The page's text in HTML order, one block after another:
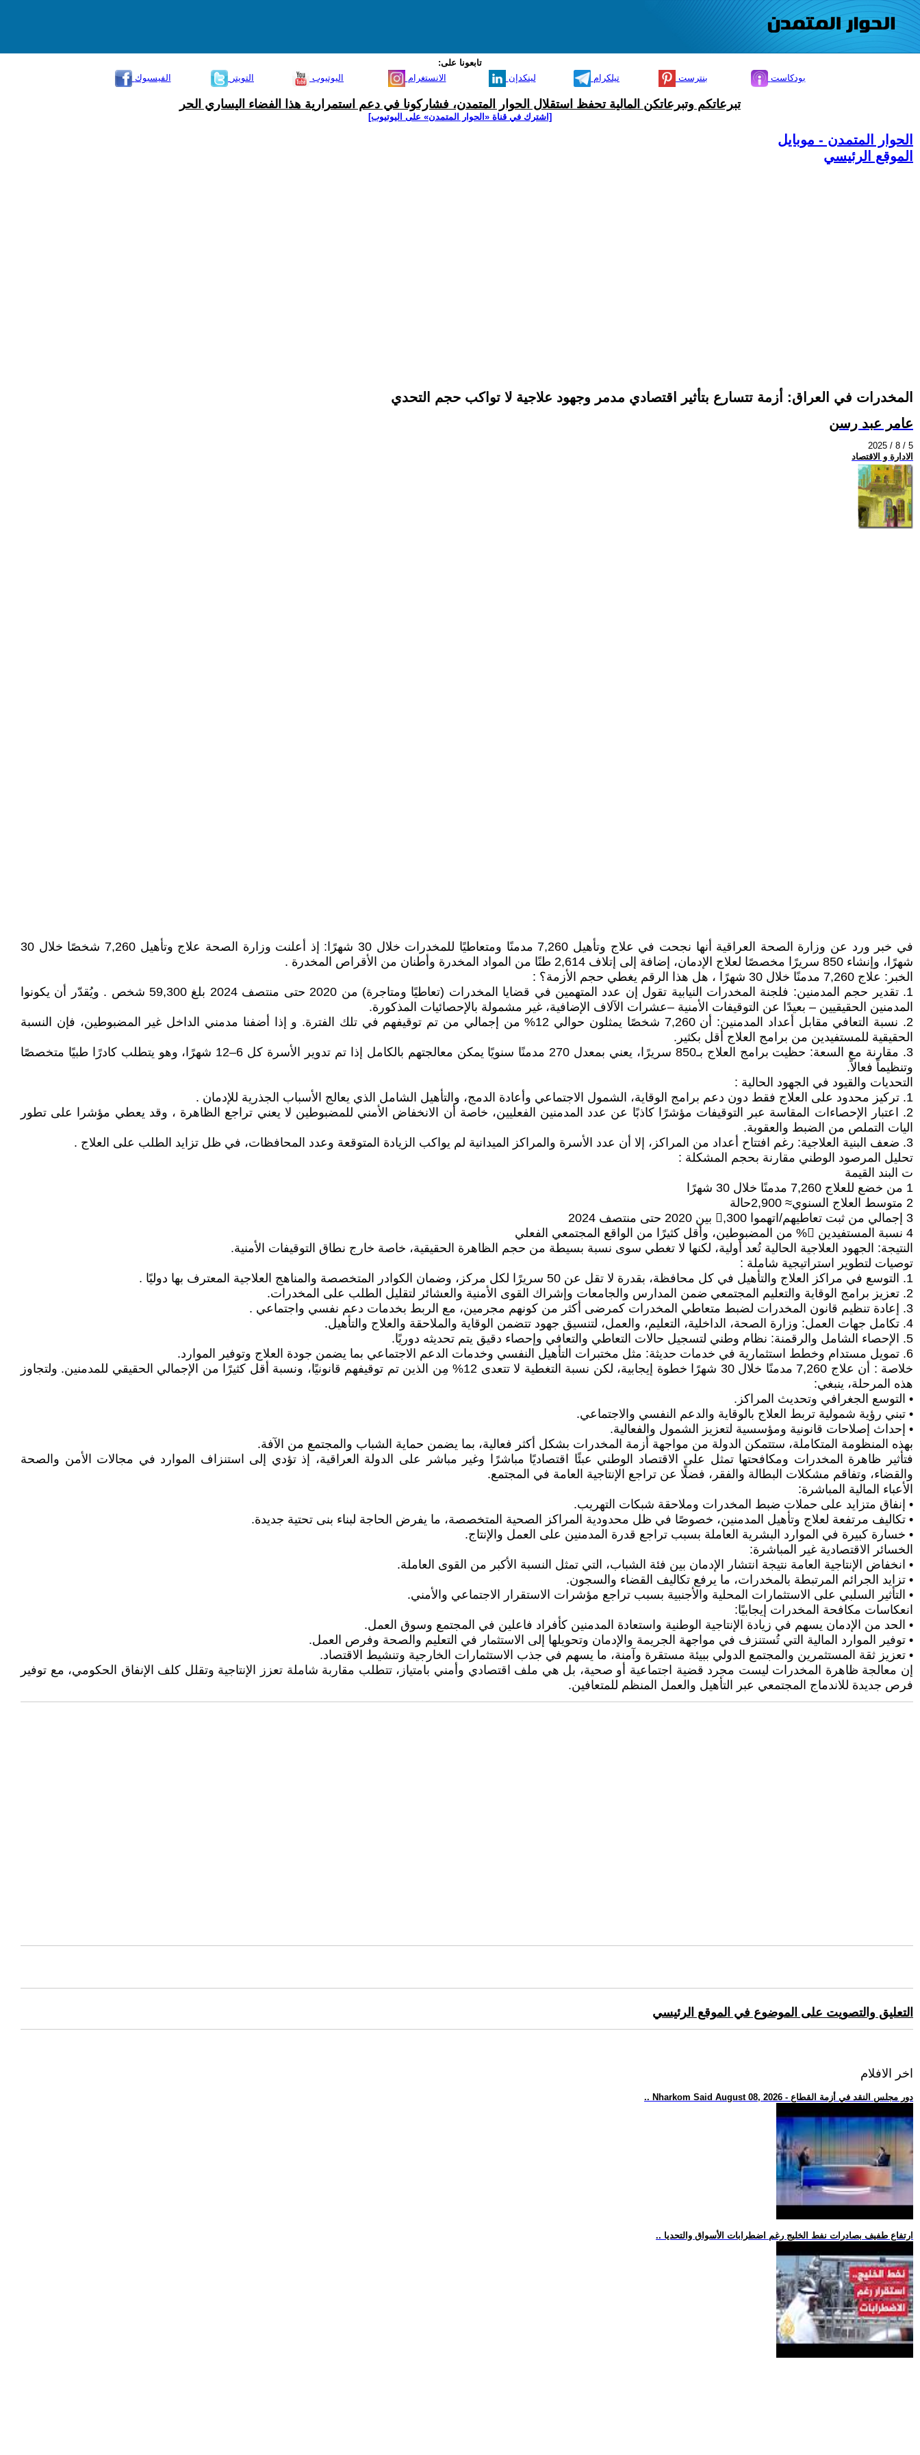
تابعونا على:
الفيسبوك
التويتر اليوتيوب الانستغرام لينكدإن تيلكرام بنترست بودكاست
تبرعاتكم وتبرعاتكن المالية تحفظ استقلال الحوار المتمدن، فشاركونا في دعم استمرارية هذا الفضاء اليساري الحر
[اشترك في قناة ‫«الحوار المتمدن» على اليوتيوب]
الحوار المتمدن - موبايل
الموقع الرئيسي
المخدرات في العراق: أزمة تتسارع بتأثير اقتصادي مدمر وجهود علاجية لا تواكب حجم التحدي
عامر عبد رسن
2025 / 8 / 5
الادارة و الاقتصاد
في خبر ورد عن وزارة الصحة العراقية أنها نجحت في علاج وتأهيل 7,260 مدمنًا ومتعاطيًا للمخدرات خلال 30 شهرًا: إذ أعلنت وزارة الصحة علاج وتأهيل 7,260 شخصًا خلال 30
شهرًا، وإنشاء 850 سريرًا مخصصًا لعلاج الإدمان، إضافة إلى إتلاف 2,614 طنًا من المواد المخدرة وأطنان من الأقراص المخدرة .
الخبر: علاج 7,260 مدمنًا خلال 30 شهرًا ، هل هذا الرقم يغطي حجم الأزمة؟ :
1. تقدير حجم المدمنين: فلجنة المخدرات النيابية تقول إن عدد المتهمين في قضايا المخدرات (تعاطيًا ومتاجرة) من 2020 حتى منتصف 2024 بلغ 59,300 شخص . ويُقدّر أن يكونوا
المدمنين الحقيقيين – بعيدًا عن التوقيفات الأمنية –عشرات الآلاف الإضافية، غير مشمولة بالإحصائيات المذكورة.
2. نسبة التعافي مقابل أعداد المدمنين: أن 7,260 شخصًا يمثلون حوالي 12% من إجمالي من تم توقيفهم في تلك الفترة. و إذا أضفنا مدمني الداخل غير المضبوطين، فإن النسبة
الحقيقية للمستفيدين من برامج العلاج أقل بكثير.
3. مقارنة مع السعة: حظيت برامج العلاج بـ850 سريرًا، يعني بمعدل 270 مدمنًا سنويًا يمكن معالجتهم بالكامل إذا تم تدوير الأسرة كل 6–12 شهرًا، وهو يتطلب كادرًا طبيًا متخصصًا
وتنظيماً فعالاً.
التحديات والقيود في الجهود الحالية :
1. تركيز محدود على العلاج فقط دون دعم برامج الوقاية، الشمول الاجتماعي وأعادة الدمج، والتأهيل الشامل الذي يعالج الأسباب الجذرية للإدمان .
2. اعتبار الإحصاءات المقاسة عبر التوقيفات مؤشرًا كاذبًا عن عدد المدمنين الفعليين، خاصة أن الانخفاض الأمني للمضبوطين لا يعني تراجع الظاهرة ، وقد يعطي مؤشرا على تطور
اليات التملص من الضبط والعقوبة.
3. ضعف البنية العلاجية: رغم افتتاح أعداد من المراكز، إلا أن عدد الأسرة والمراكز الميدانية لم يواكب الزيادة المتوقعة وعدد المحافظات، في ظل تزايد الطلب على العلاج .
تحليل المرصود الوطني مقارنة بحجم المشكلة :
ت البند القيمة
1 من خضع للعلاج 7,260 مدمنًا خلال 30 شهرًا
2 متوسط العلاج السنوي≈ 2,900حالة
3 إجمالي من ثبت تعاطيهم/اتهموا 󖾯,300 بين 2020 حتى منتصف 2024
4 نسبة المستفيدين 󖐬% من المضبوطين، وأقل كثيرًا من الواقع المجتمعي الفعلي
النتيجة: الجهود العلاجية الحالية تُعد أولية، لكنها لا تغطي سوى نسبة بسيطة من حجم الظاهرة الحقيقية، خاصة خارج نطاق التوقيفات الأمنية.
توصيات لتطوير استراتيجية شاملة :
1. التوسع في مراكز العلاج والتأهيل في كل محافظة، بقدرة لا تقل عن 50 سريرًا لكل مركز، وضمان الكوادر المتخصصة والمناهج العلاجية المعترف بها دوليًا .
2. تعزيز برامج الوقاية والتعليم المجتمعي ضمن المدارس والجامعات وإشراك القوى الأمنية والعشائر لتقليل الطلب على المخدرات.
3. إعادة تنظيم قانون المخدرات لضبط متعاطي المخدرات كمرضى أكثر من كونهم مجرمين، مع الربط بخدمات دعم نفسي واجتماعي .
4. تكامل جهات العمل: وزارة الصحة، الداخلية، التعليم، والعمل، لتنسيق جهود تتضمن الوقاية والملاحقة والعلاج والتأهيل.
5. الإحصاء الشامل والرقمنة: نظام وطني لتسجيل حالات التعاطي والتعافي وإحصاء دقيق يتم تحديثه دوريًا.
6. تمويل مستدام وخطط استثمارية في خدمات حديثة: مثل مختبرات التأهيل النفسي وخدمات الدعم الاجتماعي بما يضمن جودة العلاج وتوفير الموارد.
خلاصة : أن علاج 7,260 مدمنًا خلال 30 شهرًا خطوة إيجابية، لكن نسبة التغطية لا تتعدى 12% مِن الذين تم توقيفهم قانونيًا، ونسبة أقل كثيرًا من الإجمالي الحقيقي للمدمنين. ولتجاوز
هذه المرحلة، ينبغي:
• التوسع الجغرافي وتحديث المراكز.
• تبني رؤية شمولية تربط العلاج بالوقاية والدعم النفسي والاجتماعي.
• إحداث إصلاحات قانونية ومؤسسية لتعزيز الشمول والفعالية.
بهذه المنظومة المتكاملة، ستتمكن الدولة من مواجهة أزمة المخدرات بشكل أكثر فعالية، بما يضمن حماية الشباب والمجتمع من الآفة.
فتأثير ظاهرة المخدرات ومكافحتها تمثل على الاقتصاد الوطني عبئًا اقتصاديًا مباشرًا وغير مباشر على الدولة العراقية، إذ تؤدي إلى استنزاف الموارد في مجالات الأمن والصحة
والقضاء، وتفاقم مشكلات البطالة والفقر، فضلًا عن تراجع الإنتاجية العامة في المجتمع.
الأعباء المالية المباشرة:
• إنفاق متزايد على حملات ضبط المخدرات وملاحقة شبكات التهريب.
• تكاليف مرتفعة لعلاج وتأهيل المدمنين، خصوصًا في ظل محدودية المراكز الصحية المتخصصة، ما يفرض الحاجة لبناء بنى تحتية جديدة.
• خسارة كبيرة في الموارد البشرية العاملة بسبب تراجع قدرة المدمنين على العمل والإنتاج.
الخسائر الاقتصادية غير المباشرة:
• انخفاض الإنتاجية العامة نتيجة انتشار الإدمان بين فئة الشباب، التي تمثل النسبة الأكبر من القوى العاملة.
• تزايد الجرائم المرتبطة بالمخدرات، ما يرفع تكاليف القضاء والسجون.
• التأثير السلبي على الاستثمارات المحلية والأجنبية بسبب تراجع مؤشرات الاستقرار الاجتماعي والأمني.
انعكاسات مكافحة المخدرات إيجابيًا:
• الحد من الإدمان يسهم في زيادة الإنتاجية الوطنية واستعادة المدمنين كأفراد فاعلين في المجتمع وسوق العمل.
• توفير الموارد المالية التي تُستنزف في مواجهة الجريمة والإدمان وتحويلها إلى الاستثمار في التعليم والصحة وفرص العمل.
• تعزيز ثقة المستثمرين والمجتمع الدولي ببيئة مستقرة وآمنة، ما يسهم في جذب الاستثمارات الخارجية وتنشيط الاقتصاد.
إن معالجة ظاهرة المخدرات ليست مجرد قضية اجتماعية أو صحية، بل هي ملف اقتصادي وأمني بامتياز، تتطلب مقاربة شاملة تعزز الإنتاجية وتقلل كلف الإنفاق الحكومي، مع توفير
فرص جديدة للاندماج المجتمعي عبر التأهيل والعمل المنظم للمتعافين.
التعليق والتصويت على الموضوع في الموقع الرئيسي
اخر الافلام
.. Nharkom Said August 08, 2026 - دور مجلس النقد في أزمة القطاع
.. ارتفاع طفيف بصادرات نفط الخليج رغم اضطرابات الأسواق والتحديا